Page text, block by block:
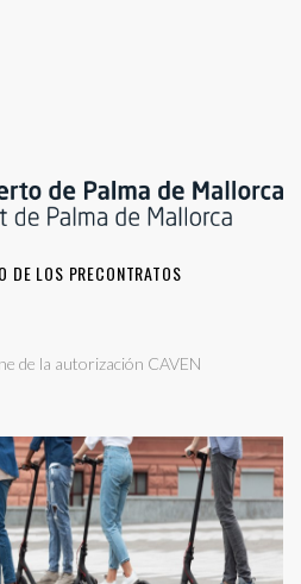
DE LOS PRECONTRATOS
de la autorización CAVEN